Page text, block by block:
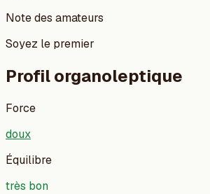
Note des amateurs
Soyez le premier
Profil organoleptique
Force
doux
Équilibre
très bon